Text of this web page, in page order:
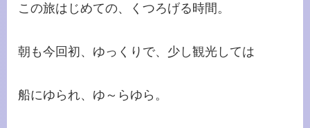
この旅はじめての、くつろげる時間。
朝も今回初、ゆっくりで、少し観光しては
船にゆられ、ゆ～らゆら。